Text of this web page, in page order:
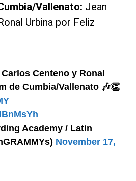
Vallenato: Jean
Urbina por Feliz
Centeno y Ronal
de Cumbia/Vallenato 🎶👏
Academy / Latin
November 17,